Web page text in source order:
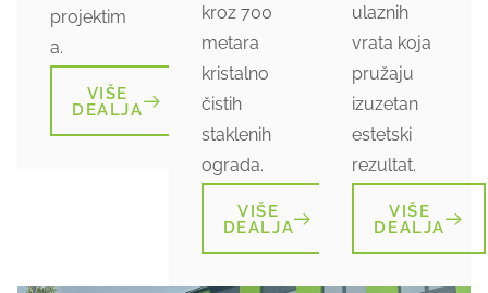
projektim
a.
VIŠE
DEALJA
kroz 700
metara
kristalno
čistih
staklenih
ograda.
VIŠE
DEALJA
ulaznih
vrata koja
pružaju
izuzetan
estetski
rezultat.
VIŠE
DEALJA